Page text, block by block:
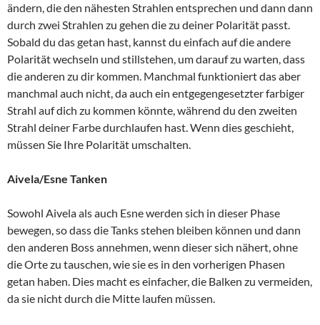
ändern, die den nähesten Strahlen entsprechen und dann dann
durch zwei Strahlen zu gehen die zu deiner Polarität passt.
Sobald du das getan hast, kannst du einfach auf die andere
Polarität wechseln und stillstehen, um darauf zu warten, dass
die anderen zu dir kommen. Manchmal funktioniert das aber
manchmal auch nicht, da auch ein entgegengesetzter farbiger
Strahl auf dich zu kommen könnte, während du den zweiten
Strahl deiner Farbe durchlaufen hast.Wenn dies geschieht,
müssen Sie Ihre Polarität umschalten.
Aivela/Esne Tanken
Sowohl Aivela als auch Esne werden sich in dieser Phase
bewegen, so dass die Tanks stehen bleiben können und dann
den anderen Boss annehmen, wenn dieser sich nähert, ohne
die Orte zu tauschen, wie sie es in den vorherigen Phasen
getan haben. Dies macht es einfacher, die Balken zu vermeiden,
da sie nicht durch die Mitte laufen müssen.